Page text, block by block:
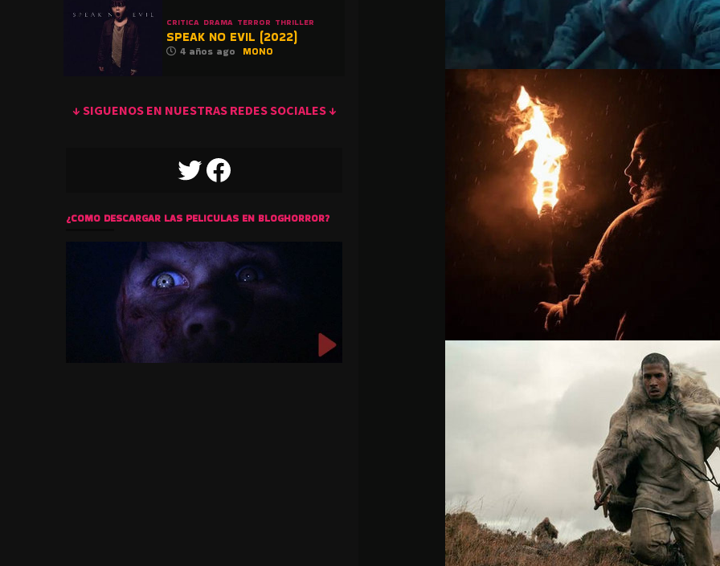
CRITICA DRAMA TERROR THRILLER
SPEAK NO EVIL (2022)
4 años ago MONO
↓ SIGUENOS EN NUESTRAS REDES SOCIALES ↓
TWITTERFACEBOOK
¿COMO DESCARGAR LAS PELICULAS EN BLOGHORROR?